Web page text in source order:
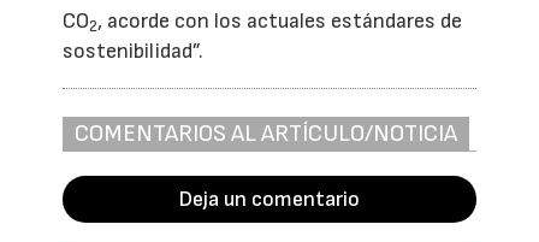
CO2, acorde con los actuales estándares de
sostenibilidad”.
COMENTARIOS AL ARTÍCULO/NOTICIA
Deja un comentario